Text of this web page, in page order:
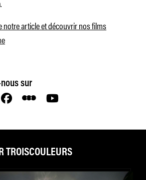
notre article et découvrir nos films
sur
TROISCOULEURS